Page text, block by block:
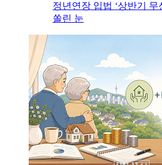
정년연장 입법 ‘상반기 무
쏠린 눈